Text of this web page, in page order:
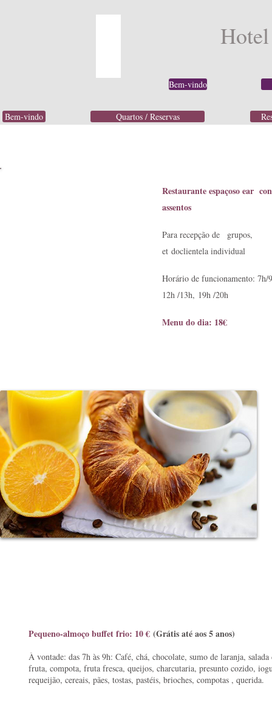
Bem-vindo Quartos / Reservas
Bem-vindo
Restaurante espaçoso ear
assentos
Para recepção de
grupos,
et doclientela individual
Horário de funcionamento: 7h/
12h /13h, 19h /20h
Menu do dia: 18€
Pequeno-almoço buffet frio: 10 € (Grátis até aos 5 anos)
À vontade: das 7h às 9h: Café, chá, chocolate, sumo de laranja, salada
fruta, compota, fruta fresca, queijos, charcutaria, presunto cozido,
requeijão, cereais, pães, tostas, pastéis, brioches, compotas , querida.